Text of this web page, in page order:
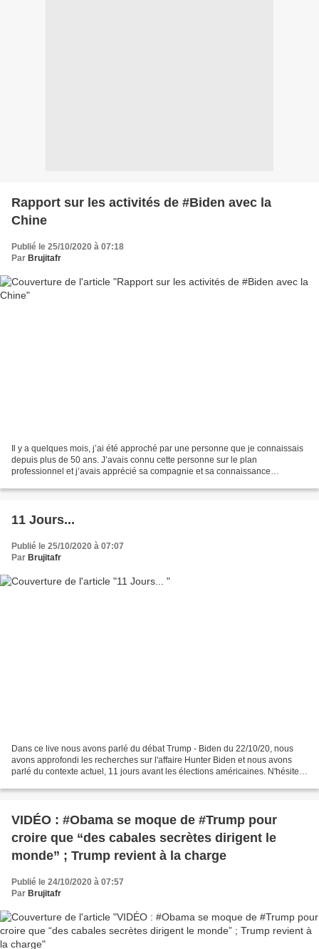
Rapport sur les activités de #Biden avec la
Chine
Publié le 25/10/2020 à 07:18
Par Brujitafr
Il y a quelques mois, j’ai été approché par une personne que je connaissais
depuis plus de 50 ans. J’avais connu cette personne sur le plan
professionnel et j’avais apprécié sa compagnie et sa connaissance
11 Jours...
Publié le 25/10/2020 à 07:07
Par Brujitafr
Dans ce live nous avons parlé du débat Trump - Biden du 22/10/20, nous
avons approfondi les recherches sur l'affaire Hunter Biden et nous avons
parlé du contexte actuel, 11 jours avant les élections américaines. N'hésitez
VIDÉO : #Obama se moque de #Trump pour
croire que “des cabales secrètes dirigent le
monde” ; Trump revient à la charge
Publié le 24/10/2020 à 07:57
Par Brujitafr